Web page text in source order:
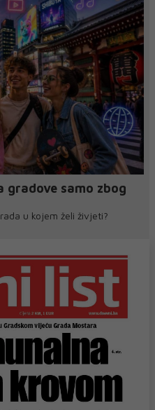
gradove samo zbog
u kojem želi živjeti?